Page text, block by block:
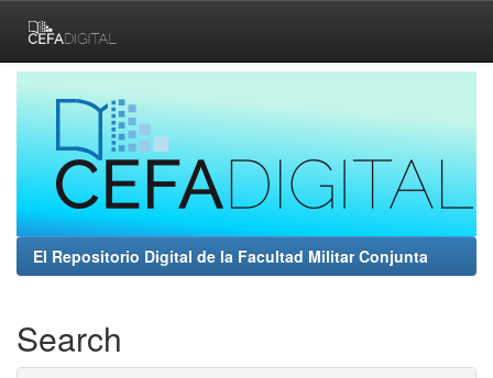
navigation
El Repositorio Digital de la Facultad Militar Conjunta
Search